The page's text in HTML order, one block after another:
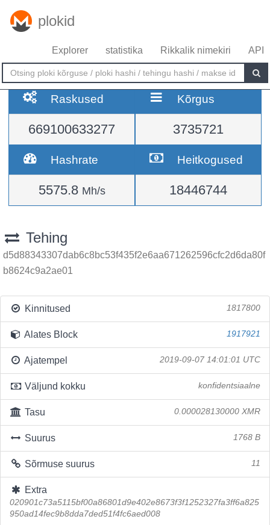
plokid
Explorer statistika Rikkalik nimekiri API
Raskused
669100633277
Kõrgus
3735721
Hashrate
5575.8 Mh/s
Heitkogused
18446744
Tehing
d5d88343307dab6c8bc53f435f2e6aa671262596cfc2d6da80f
b8624c9a2ae01
Kinnitused 1817800
Alates Block 1917921
Ajatempel 2019-09-07 14:01:01 UTC
Väljund kokku konfidentsiaalne
Tasu 0.000028130000 XMR
Suurus 1768 B
Sõrmuse suurus 11
Extra
020901c73a5115bf00a86801d9e402e8673f3f1252327fa3ff6a825
950ad14fec9b8dda7ded51f4fc6aed008